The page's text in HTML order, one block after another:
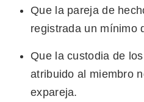
Que la pareja de
registrada un mínimo
Que la custodia de
atribuido al miembro
expareja.